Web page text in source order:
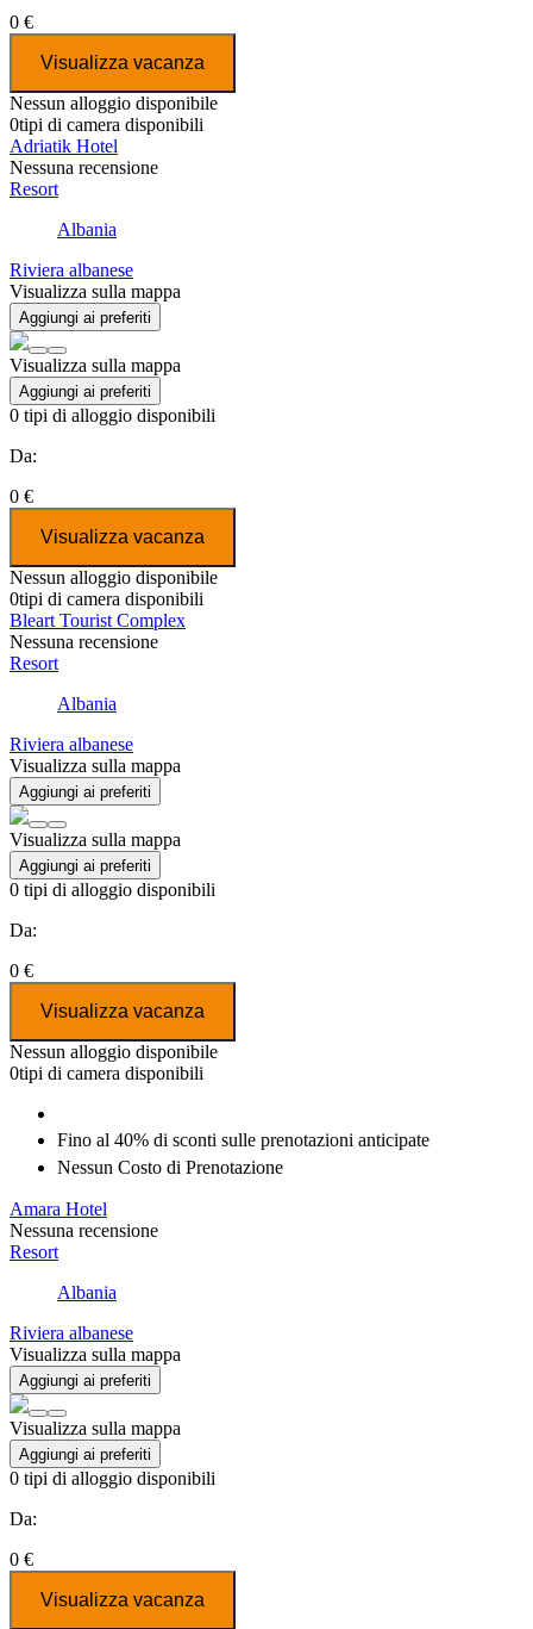
0 €
Visualizza vacanza
Nessun alloggio disponibile
0tipi di camera disponibili
Adriatik Hotel
Nessuna recensione
Resort
Albania
Riviera albanese
Visualizza sulla mappa
Aggiungi ai preferiti
Visualizza sulla mappa
Aggiungi ai preferiti
0 tipi di alloggio disponibili
Da:
0 €
Visualizza vacanza
Nessun alloggio disponibile
0tipi di camera disponibili
Bleart Tourist Complex
Nessuna recensione
Resort
Albania
Riviera albanese
Visualizza sulla mappa
Aggiungi ai preferiti
Visualizza sulla mappa
Aggiungi ai preferiti
0 tipi di alloggio disponibili
Da:
0 €
Visualizza vacanza
Nessun alloggio disponibile
0tipi di camera disponibili
Fino al 40% di sconti sulle prenotazioni anticipate
Nessun Costo di Prenotazione
Amara Hotel
Nessuna recensione
Resort
Albania
Riviera albanese
Visualizza sulla mappa
Aggiungi ai preferiti
Visualizza sulla mappa
Aggiungi ai preferiti
0 tipi di alloggio disponibili
Da:
0 €
Visualizza vacanza